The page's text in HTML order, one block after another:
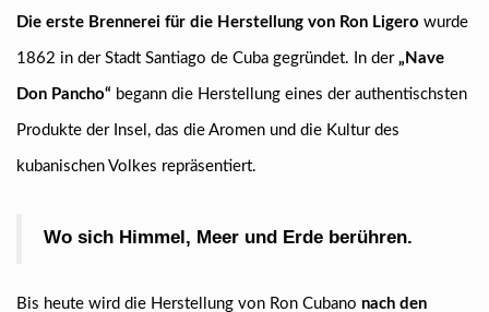
Die erste Brennerei für die Herstellung von Ron Ligero wurde
1862 in der Stadt Santiago de Cuba gegründet. In der „Nave
Don Pancho“ begann die Herstellung eines der authentischsten
Produkte der Insel, das die Aromen und die Kultur des
kubanischen Volkes repräsentiert.
Wo sich Himmel, Meer und Erde berühren.
Bis heute wird die Herstellung von Ron Cubano nach den